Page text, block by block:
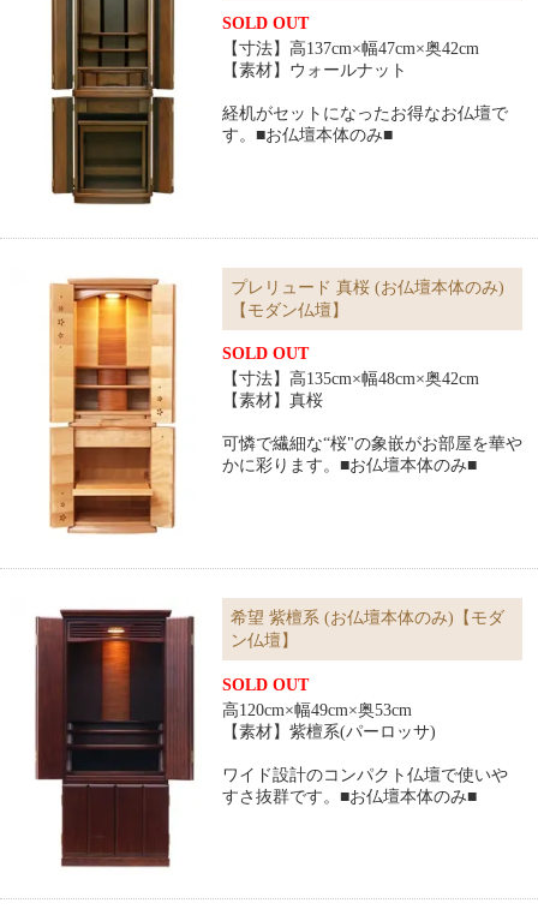
SOLD OUT
【寸法】高137cm×幅47cm×奥42cm
【素材】ウォールナット
経机がセットになったお得なお仏壇で
す。■お仏壇本体のみ■
プレリュード 真桜 (お仏壇本体のみ)
【モダン仏壇】
SOLD OUT
【寸法】高135cm×幅48cm×奥42cm
【素材】真桜
可憐で繊細な“桜"の象嵌がお部屋を華や
かに彩ります。■お仏壇本体のみ■
希望 紫檀系 (お仏壇本体のみ)【モダ
ン仏壇】
SOLD OUT
高120cm×幅49cm×奥53cm
【素材】紫檀系(パーロッサ)
ワイド設計のコンパクト仏壇で使いや
すさ抜群です。■お仏壇本体のみ■